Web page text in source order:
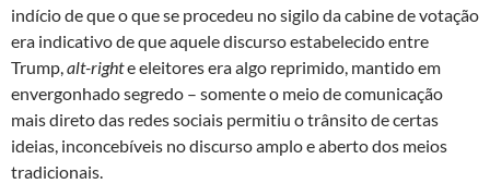
indício de que o que se procedeu no sigilo da cabine de votação
era indicativo de que aquele discurso estabelecido entre
Trump,alt-righte eleitores era algo reprimido, mantido em
envergonhado segredo – somente o meio de comunicação
mais direto das redes sociais permitiu o trânsito de certas
ideias, inconcebíveis no discurso amplo e aberto dos meios
tradicionais.